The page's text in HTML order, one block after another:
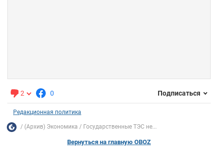
2 0 Подписаться
Редакционная политика
(Архив) Экономика Государственные ТЭС не...
Вернуться на главную OBOZ